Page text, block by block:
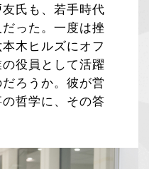
氏も、若手時代
った。一度は挫
木ヒルズにオフ
役員として活躍
ろうか。彼が営
哲学に、その答